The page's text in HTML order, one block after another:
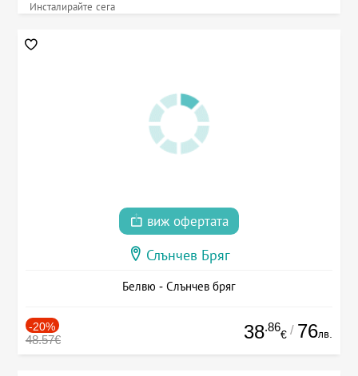
Инсталирайте сега
виж офертата
Слънчев Бряг
Белвю - Слънчев бряг
-20%
48.57€ 38.86
€ / 76лв.